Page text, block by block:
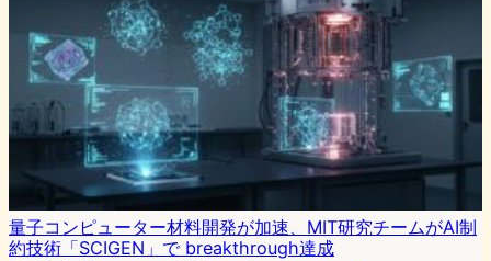
量子コンピューター材料開発が加速、MIT研究チームがAI制
約技術「SCIGEN」で breakthrough達成